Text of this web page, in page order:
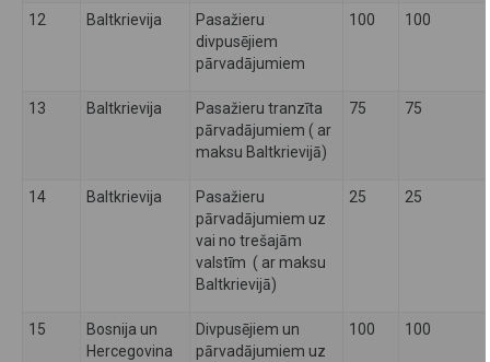
12 Baltkrievija
Pasažieru
divpusējiem
pārvadājumiem
100 100
13 Baltkrievija
Pasažieru tranzīta
pārvadājumiem ( ar
maksu Baltkrievijā)
75 75
14 Baltkrievija
Pasažieru
pārvadājumiem uz
vai no trešajām
valstīm ( ar maksu
Baltkrievijā)
25 25
15
Bosnija un
Hercegovina
Divpusējiem un
pārvadājumiem uz
100 100